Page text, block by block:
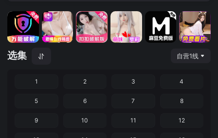
选集 自营1线
1 2 3 4
5 6 7 8
9 10 11 12